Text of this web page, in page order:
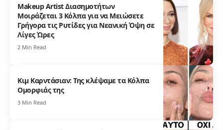
Makeup Artist Διασημοτήτων
Μοιράζεται 3 Κόλπα για να Μειώσετε
Γρήγορα τις Ρυτίδες για Νεανική Όψη σε
Λίγες Ώρες
2 Min Read
Κιμ Καρντάσιαν: Της κλέψαμε τα Κόλπα
Ομορφιάς της
3 Min Read